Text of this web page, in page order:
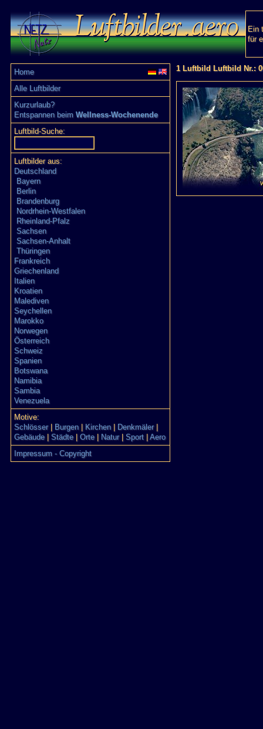
Ein
für
Home
Alle Luftbilder
Kurzurlaub?
Entspannen beim Wellness-Wochenende
Luftbild-Suche:
Luftbilder aus:
Deutschland
Bayern
Berlin
Brandenburg
Nordrhein-Westfalen
Rheinland-Pfalz
Sachsen
Sachsen-Anhalt
Thüringen
Frankreich
Griechenland
Italien
Kroatien
Malediven
Seychellen
Marokko
Norwegen
Österreich
Schweiz
Spanien
Botswana
Namibia
Sambia
Venezuela
Motive:
Schlösser| Burgen| Kirchen| Denkmäler|
Gebäude| Städte| Orte| Natur| Sport
Aero
Impressum - Copyright
1 Luftbild Luftbild Nr.: